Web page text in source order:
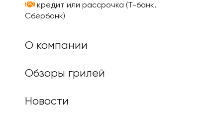
кредит или рассрочка (Т-банк,
Сбербанк)
О компании
Обзоры грилей
Новости